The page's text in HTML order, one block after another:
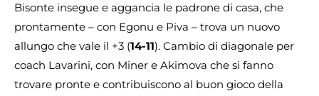
Bisonte insegue e aggancia le padrone di casa, che
prontamente – con Egonu e Piva – trova un nuovo
allungo che vale il +3 (14-11). Cambio di diagonale per
coach Lavarini, con Miner e Akimova che si fanno
trovare pronte e contribuiscono al buon gioco della